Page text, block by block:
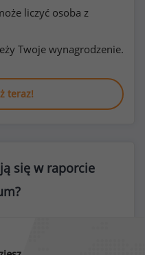
liczyć osoba z
Twoje wynagrodzenie.
teraz!
się w raporcie